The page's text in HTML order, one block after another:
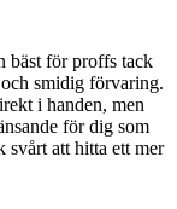
bäst för proffs tack
smidig förvaring.
i handen, men
för dig som
svårt att hitta ett mer